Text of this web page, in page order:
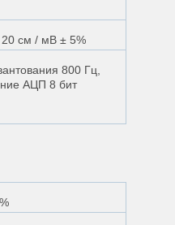
см / мВ ± 5%
800 Гц,
АЦП 8 бит